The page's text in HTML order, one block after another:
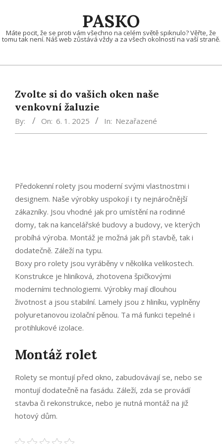
content
PASKO
Máte pocit, že se proti vám všechno na celém světě spiknulo? Věřte, že
tomu tak není. Náš web zůstává vždy a za všech okolností na vaší straně.
Zvolte si do vašich oken naše
venkovní žaluzie
By: On: 6. 1. 2025 In: Nezařazené
Předokenní rolety jsou moderní svými vlastnostmi i
designem. Naše výrobky uspokojí i ty nejnáročnější
zákazníky. Jsou vhodné jak pro umístění na rodinné
domy, tak na kancelářské budovy a budovy, ve kterých
probíhá výroba. Montáž je možná jak při stavbě, tak i
dodatečně. Záleží na typu.
Boxy pro rolety jsou vyráběny v několika velikostech.
Konstrukce je hliníková, zhotovena špičkovými
moderními technologiemi. Výrobky mají dlouhou
životnost a jsou stabilní. Lamely jsou z hliníku, vyplněny
polyuretanovou izolační pěnou. Ta má funkci tepelné i
protihlukové izolace.
Montáž rolet
Rolety se montují před okno, zabudovávají se, nebo se
montují dodatečně na fasádu. Záleží, zda se provádí
stavba či rekonstrukce, nebo je nutná montáž na již
hotový dům.